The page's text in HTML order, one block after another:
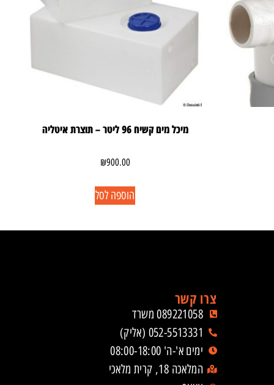
מיכל מים קשיח 96 ליטר – תוצרת איטליה
₪900.00
הוספה לסל
צרו קשר
089221058 משרד
052-5513331 (אליק)
ימים א'-ה' 08:00-18:00
המלאכה 18, קרית מלאכי